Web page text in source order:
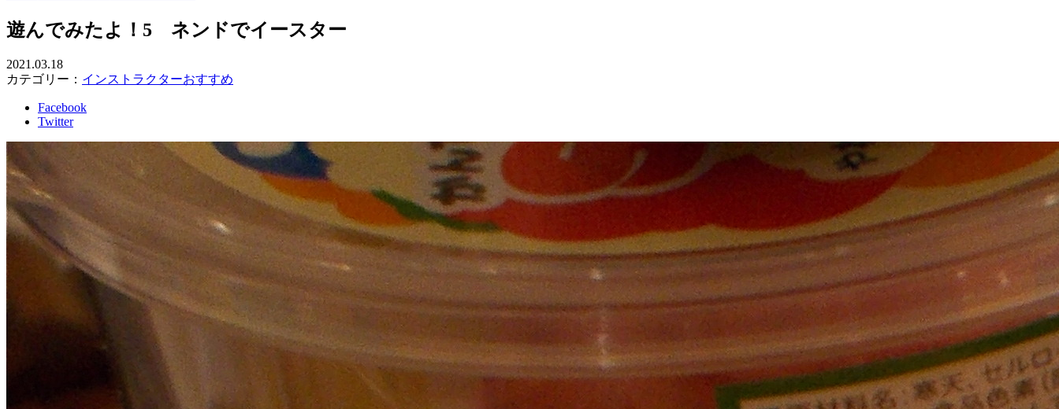
遊んでみたよ！5 ネンドでイースター
2021.03.18
カテゴリー： インストラクターおすすめ
Facebook
Twitter